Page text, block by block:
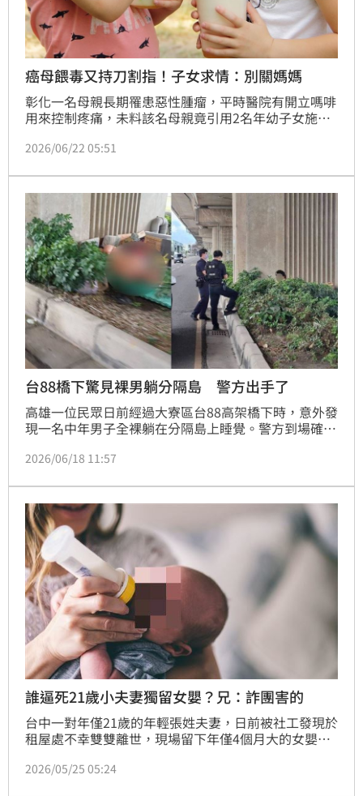
癌母餵毒又持刀割指！子女求情：別關媽媽
彰化一名母親長期罹患惡性腫瘤，平時醫院有開立嗎啡
用來控制疼痛，未料該名母親竟引用2名年幼子女施
名幼童安置。法院審理期間，這2名幼子透過社工向法
可取，但仍考量子女意願，宣告緩刑4年，並需服義務
勞務及法治教育。
2026/06/22 05:51
台88橋下驚見裸男躺分隔島 警方出手了
高雄一位民眾日前經過大寮區台88高架橋下時，意外發
現一名中年男子全裸躺在分隔島上睡覺。警方到場確認
與社工持續關懷、溝通下，最終同意接受安置，將送往
2026/06/18 11:57
誰逼死21歲小夫妻獨留女嬰？兄：詐團害的
台中一對年僅21歲的年輕張姓夫妻，日前被社工發現於
租屋處不幸雙雙離世，現場留下年僅4個月大的女嬰，
姓男子的哥哥悲痛發聲表示，儘管自身經濟狀況不富
2026/05/25 05:24